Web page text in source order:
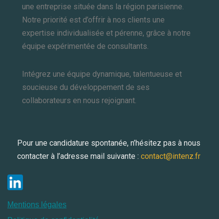
une entreprise située dans la région parisienne.
Notre priorité est d’offrir à nos clients une
expertise individualisée et pérenne, grâce à notre
équipe expérimentée de consultants.
Intégrez une équipe dynamique, talentueuse et
soucieuse du développement de ses
collaborateurs en nous rejoignant.
Pour une candidature spontanée, n’hésitez pas à nous
contacter à l’adresse mail suivante : contact@intenz.fr
Mentions légales